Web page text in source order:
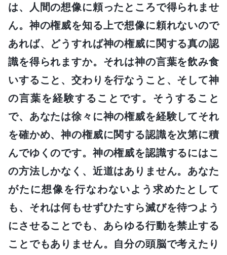
は、人間の想像に頼ったところで得られませ
ん。神の権威を知る上で想像に頼れないので
あれば、どうすれば神の権威に関する真の認
識を得られますか。それは神の言葉を飲み食
いすること、交わりを行なうこと、そして神
の言葉を経験することです。そうすること
で、あなたは徐々に神の権威を経験してそれ
を確かめ、神の権威に関する認識を次第に積
んでゆくのです。神の権威を認識するにはこ
の方法しかなく、近道はありません。あなた
がたに想像を行なわないよう求めたとして
も、それは何もせずひたすら滅びを待つよう
にさせることでも、あらゆる行動を禁止する
ことでもありません。自分の頭脳で考えたり